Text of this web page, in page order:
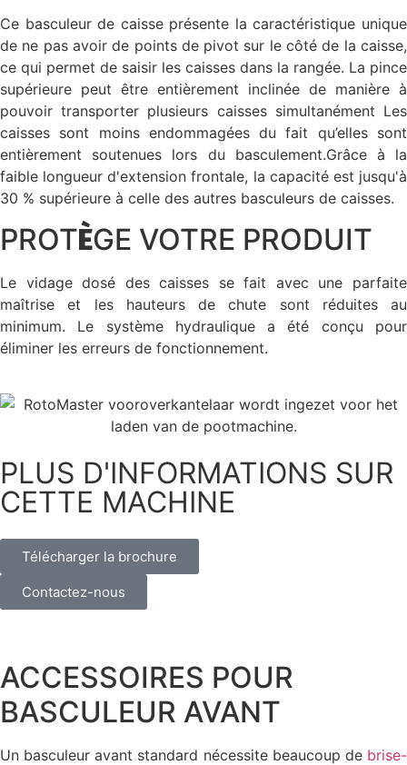
Ce basculeur de caisse présente la caractéristique unique
de ne pas avoir de points de pivot sur le côté de la caisse,
ce qui permet de saisir les caisses dans la rangée. La pince
supérieure peut être entièrement inclinée de manière à
pouvoir transporter plusieurs caisses simultanément Les
caisses sont moins endommagées du fait qu’elles sont
entièrement soutenues lors du basculement.Grâce à la
faible longueur d'extension frontale, la capacité est jusqu'à
30 % supérieure à celle des autres basculeurs de caisses.
PROTÈGE VOTRE PRODUIT
Le vidage dosé des caisses se fait avec une parfaite
maîtrise et les hauteurs de chute sont réduites au
minimum. Le système hydraulique a été conçu pour
éliminer les erreurs de fonctionnement.
PLUS D'INFORMATIONS SUR
CETTE MACHINE
Télécharger la brochure
Contactez-nous
ACCESSOIRES POUR
BASCULEUR AVANT
Un basculeur avant standard nécessite beaucoup de brise-